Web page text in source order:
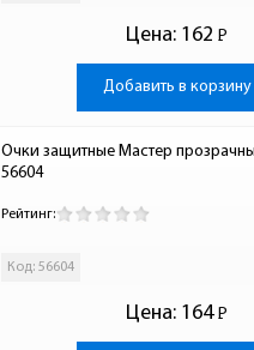
Цена: 162 Р
-
Добавить в корзину
Очки защитные Мастер
56604
Рейтинг:
Код: 56604
Цена: 164 Р
-